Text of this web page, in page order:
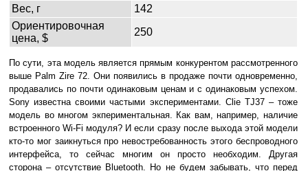
Вес, г
142
Ориентировочная
цена, $
250
По сути, эта модель является прямым конкурентом рассмотренного
выше Palm Zire 72. Они появились в продаже почти одновременно,
продавались по почти одинаковым ценам и с одинаковым успехом.
Sony известна своими частыми экспериментами. Clie TJ37 – тоже
модель во многом экпериментальная. Как вам, например, наличие
встроенного Wi-Fi модуля? И если сразу после выхода этой модели
кто-то мог заикнуться про невостребованность этого беспроводного
интерфейса, то сейчас многим он просто необходим. Другая
сторона – отсутствие Bluetooth. Но не будем забывать, что перед